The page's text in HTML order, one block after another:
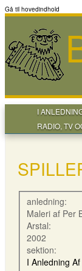
Gå til hovedindhold
I
RADIO, TV
anledning:
Maleri af Per
Arstal:
2002
sektion:
I Anledning Af